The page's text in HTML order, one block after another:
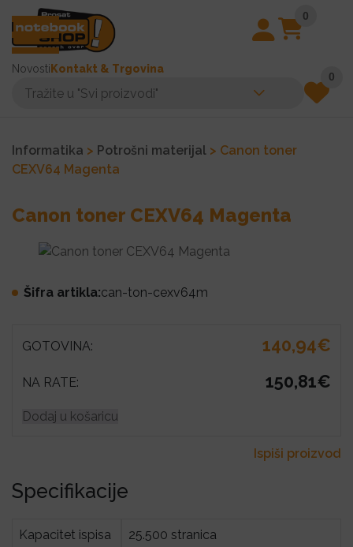
0
Novosti Kontakt & Trgovina
0
Informatika > Potrošni materijal > Canon toner
CEXV64 Magenta
Canon toner CEXV64 Magenta
Šifra artikla:can-ton-cexv64m
GOTOVINA: 140,94€
NA RATE: 150,81€
Dodaj u košaricu
Ispiši proizvod
Specifikacije
Kapacitet ispisa 25.500 stranica